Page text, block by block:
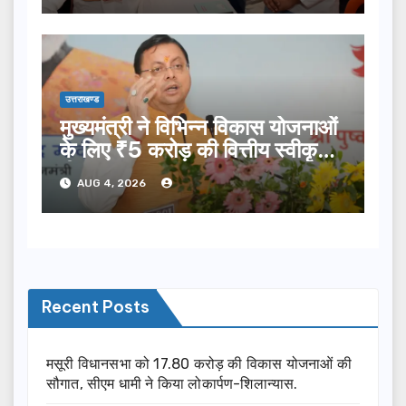
उत्तराखण्ड
मुख्यमंत्री ने विभिन्न विकास योजनाओं
के लिए ₹5 करोड़ की वित्तीय स्वीकृति
दी…AUG 4, 2026
Recent Posts
मसूरी विधानसभा को 17.80 करोड़ की विकास योजनाओं की
सौगात, सीएम धामी ने किया लोकार्पण-शिलान्यास.